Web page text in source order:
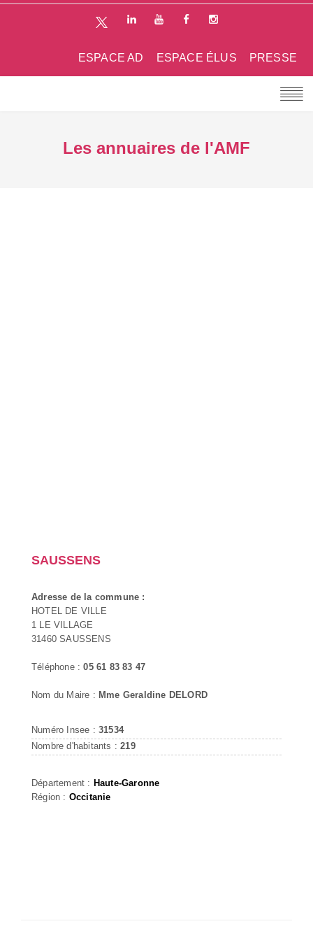
PRESSE
ESPACE ÉLUS
ESPACE AD
Les annuaires de l'AMF
SAUSSENS
Adresse de la commune :
HOTEL DE VILLE
1 LE VILLAGE
31460 SAUSSENS
Téléphone :05 61 83 83 47
Nom du Maire : Mme Geraldine DELORD
Numéro Insee : 31534
Nombre d'habitants :219
Département : Haute-Garonne
Région : Occitanie